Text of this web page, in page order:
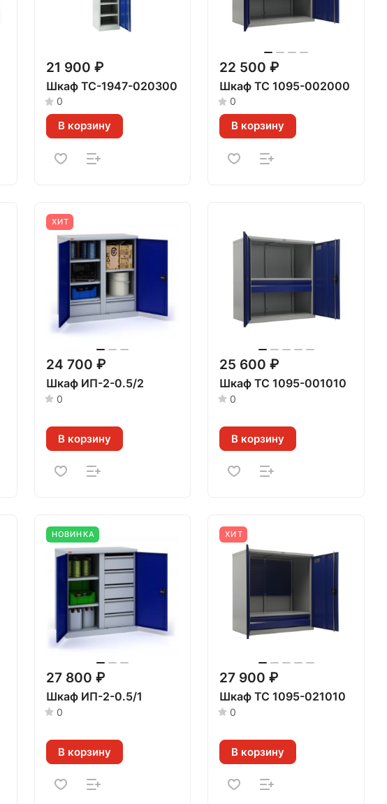
21 900 ₽
Шкаф TC-1947-020300
0
В корзину
22 500 ₽
Шкаф ТС 1095-002000
0
В корзину
ХИТ
24 700 ₽
Шкаф ИП-2-0.5/2
0
В корзину
25 600 ₽
Шкаф ТС 1095-001010
0
В корзину
НОВИНКА
27 800 ₽
Шкаф ИП-2-0.5/1
0
В корзину
ХИТ
27 900 ₽
Шкаф ТС 1095-021010
0
В корзину